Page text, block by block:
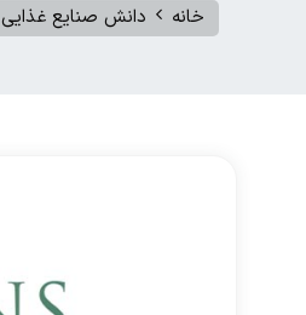
خانه دانش صنایع غذایی